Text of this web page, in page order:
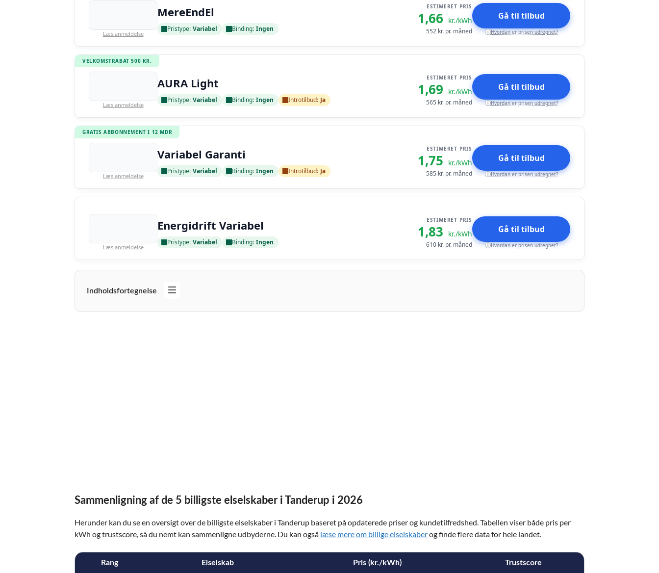
Læs anmeldelse
MereEndEl
Pristype: Variabel Binding: Ingen
ESTIMERET PRIS
1,66 kr./kWh
552 kr. pr. måned
Gå til tilbud
i Hvordan er prisen udregnet?
VELKOMSTRABAT 500 KR.
Læs anmeldelse
AURA Light
Pristype: Variabel Binding: Ingen Introtilbud: Ja
ESTIMERET PRIS
1,69 kr./kWh
565 kr. pr. måned
Gå til tilbud
i Hvordan er prisen udregnet?
GRATIS ABBONNEMENT I 12 MDR
Læs anmeldelse
Variabel Garanti
Pristype: Variabel Binding: Ingen Introtilbud: Ja
ESTIMERET PRIS
1,75 kr./kWh
585 kr. pr. måned
Gå til tilbud
i Hvordan er prisen udregnet?
Læs anmeldelse
Energidrift Variabel
Pristype: Variabel Binding: Ingen
ESTIMERET PRIS
1,83 kr./kWh
610 kr. pr. måned
Gå til tilbud
i Hvordan er prisen udregnet?
Indholdsfortegnelse
Sammenligning af de 5 billigste elselskaber i Tanderup i 2026
Herunder kan du se en oversigt over de billigste elselskaber i Tanderup baseret på opdaterede priser og kundetilfredshed. Tabellen viser både pris per
kWh og trustscore, så du nemt kan sammenligne udbyderne. Du kan også læse mere om billige elselskaberog finde flere data for hele landet.
Rang Elselskab Pris (kr./kWh) Trustscore